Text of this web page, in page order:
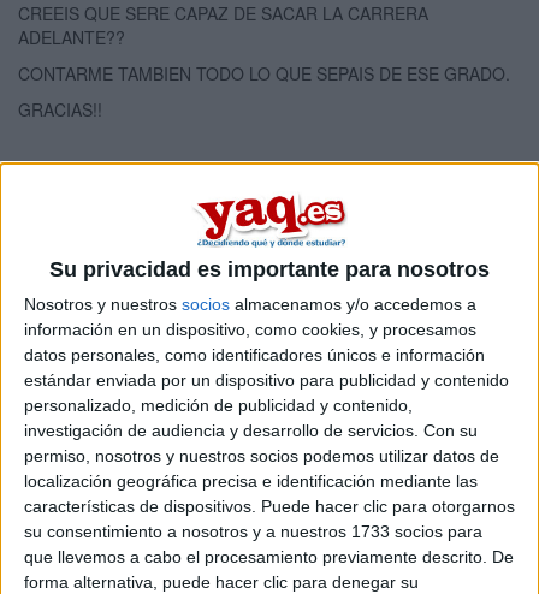
Su privacidad es importante para nosotros
Nosotros y nuestros socios almacenamos y/o accedemos a
información en un dispositivo, como cookies, y procesamos
datos personales, como identificadores únicos e información
estándar enviada por un dispositivo para publicidad y contenido
personalizado, medición de publicidad y contenido,
investigación de audiencia y desarrollo de servicios. Con su
permiso, nosotros y nuestros socios podemos utilizar datos de
localización geográfica precisa e identificación mediante las
características de dispositivos. Puede hacer clic para otorgarnos
su consentimiento a nosotros y a nuestros 1733 socios para
que llevemos a cabo el procesamiento previamente descrito. De
forma alternativa, puede hacer clic para denegar su
CREEIS QUE SERE CAPAZ DE SACAR LA CARRERA
ADELANTE??
CONTARME TAMBIEN TODO LO QUE SEPAIS DE ESE GRADO.
GRACIAS!!
Comentarios
eMe
yo creo que la podrías sacar
yo creo que la podrías sacar perfectamente...igual te cuesta más
que a otros..pero si es lo que quieres seguro que lo puedes hacer